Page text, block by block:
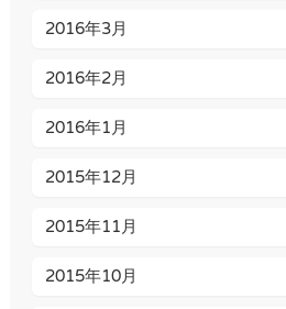
2016年3月
2016年2月
2016年1月
2015年12月
2015年11月
2015年10月